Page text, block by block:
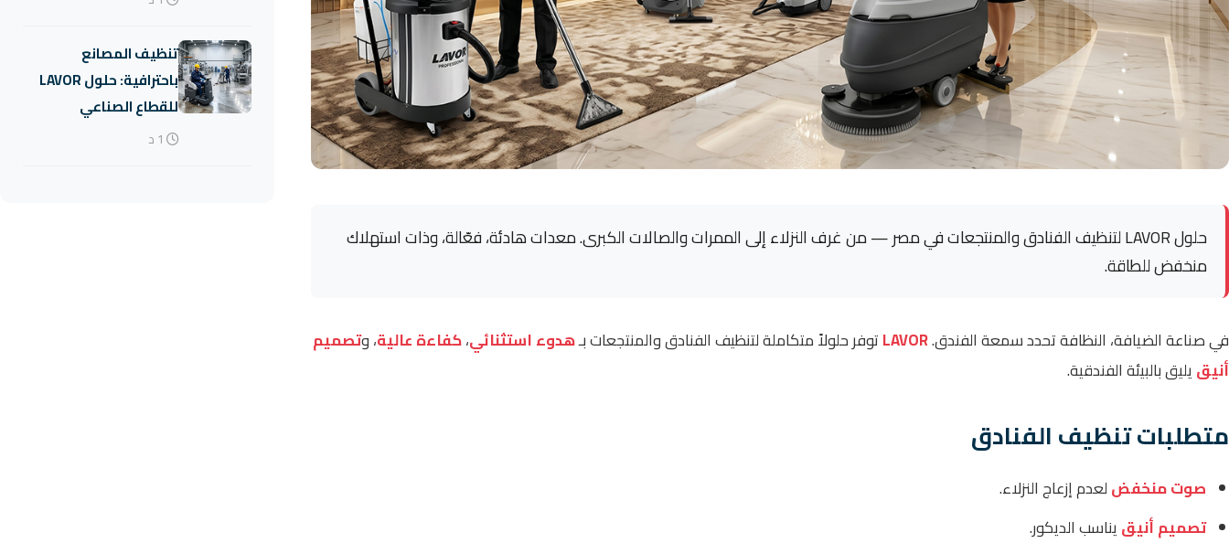
حلول LAVOR لتنظيف الفنادق والمنتجعات في مصر — من غرف النزلاء إلى الممرات والصالات الكبرى. معدات هادئة، فعّالة، وذات استهلاك
منخفض للطاقة.
في صناعة الضيافة، النظافة تحدد سمعة الفندق.LAVORتوفر حلولاً متكاملة لتنظيف الفنادق والمنتجعات بـهدوء استثنائي،كفاءة عالية، وتصميم
أنيقيليق بالبيئة الفندقية.
متطلبات تنظيف الفنادق
صوت منخفضلعدم إزعاج النزلاء.
تصميم أنيقيناسب الديكور.
تنظيف المصانع
باحترافية: حلول LAVOR
للقطاع الصناعي